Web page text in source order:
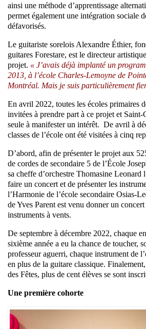
ainsi une méthode d’apprentissage
permet également une intégration sociale
défavorisés.
Le guitariste sorelois Alexandre Éthier,
guitares Forestare, est le directeur
projet. « J’avais déjà implanté un
2013, à l’école Charles-Lemoyne de
Montréal. Mais je suis particulièrement
En avril 2022, toutes les écoles primaires
invitées à prendre part à ce projet et
seule à manifester un intérêt. De avril à
classes de l’école ont été visitées à cinq
D’abord, afin de présenter le projet aux
de cordes de secondaire 5 de l’École
sa cheffe d’orchestre Thomasine Leonard
faire un concert et de présenter les
l’Harmonie de l’école secondaire Osias-
de Yves Parent est venu donner un
instruments à vents.
De septembre à décembre 2022, chaque
sixième année a eu la chance de toucher,
professeur aguerri, chaque instrument de
en plus de la guitare classique.
des Fêtes, plus de cent élèves se sont
Une première cohorte